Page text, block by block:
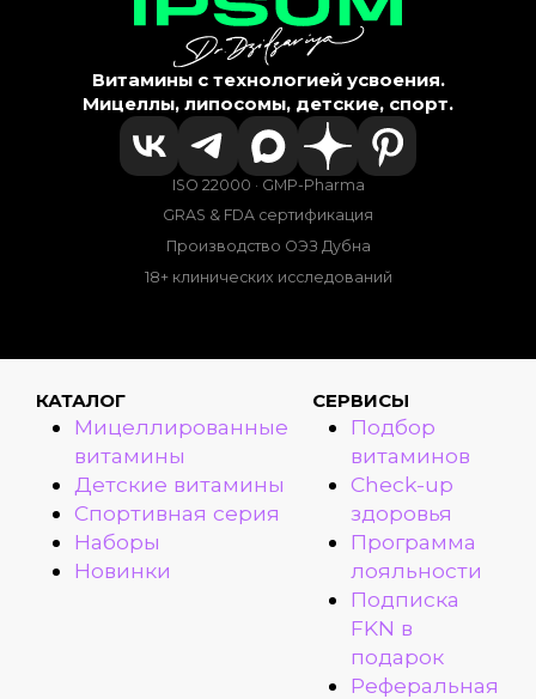
Витамины с технологией усвоения.
Мицеллы, липосомы, детские, спорт.
ISO 22000 · GMP-Pharma
GRAS & FDA сертификация
Производство ОЭЗ Дубна
18+ клинических исследований
КАТАЛОГ
Мицеллированные
витамины
Детские витамины
Спортивная серия
Наборы
Новинки
СЕРВИСЫ
Подбор
витаминов
Check-up
здоровья
Программа
лояльности
Подписка
FKN в
подарок
Реферальная